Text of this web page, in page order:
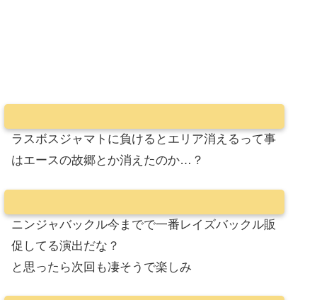
ラスボスジャマトに負けるとエリア消えるって事
はエースの故郷とか消えたのか…？
ニンジャバックル今までで一番レイズバックル販
促してる演出だな？
と思ったら次回も凄そうで楽しみ